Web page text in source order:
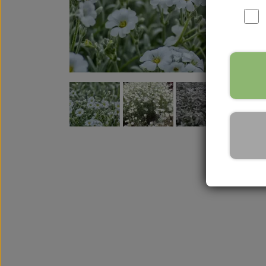
Urtete
Frø til grønt tag
Frø til børn og
Gavekort